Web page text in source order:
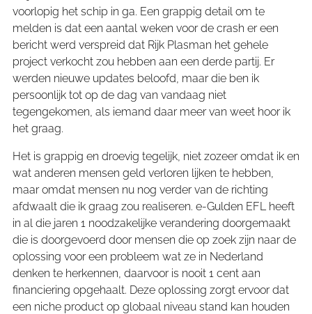
voorlopig het schip in ga. Een grappig detail om te
melden is dat een aantal weken voor de crash er een
bericht werd verspreid dat Rijk Plasman het gehele
project verkocht zou hebben aan een derde partij. Er
werden nieuwe updates beloofd, maar die ben ik
persoonlijk tot op de dag van vandaag niet
tegengekomen, als iemand daar meer van weet hoor ik
het graag.
Het is grappig en droevig tegelijk, niet zozeer omdat ik en
wat anderen mensen geld verloren lijken te hebben,
maar omdat mensen nu nog verder van de richting
afdwaalt die ik graag zou realiseren. e-Gulden EFL heeft
in al die jaren 1 noodzakelijke verandering doorgemaakt
die is doorgevoerd door mensen die op zoek zijn naar de
oplossing voor een probleem wat ze in Nederland
denken te herkennen, daarvoor is nooit 1 cent aan
financiering opgehaalt. Deze oplossing zorgt ervoor dat
een niche product op globaal niveau stand kan houden